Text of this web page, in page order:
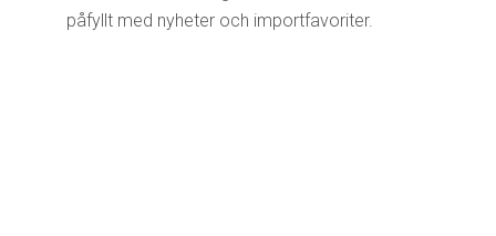
påfyllt med nyheter och importfavoriter.